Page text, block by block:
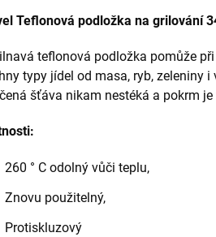
Teflonová podložka na grilování
teflonová podložka pomůže
typy jídel od masa, ryb, zeleniny
šťáva nikam nestéká a pokrm
260 ° C odolný vůči teplu,
Znovu použitelný,
Protiskluzový